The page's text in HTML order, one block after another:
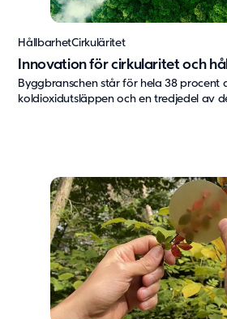
Innovation för cirkularitet och
HållbarhetCirkuläritet
Byggbranschen står för hela 38 procent
koldioxidutsläppen och en tredjedel av